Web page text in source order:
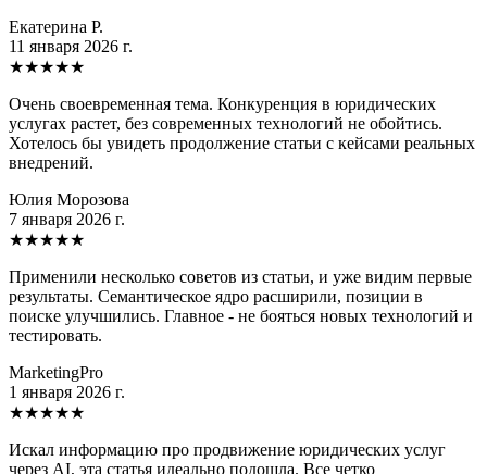
Екатерина Р.
11 января 2026 г.
★★★★★
Очень своевременная тема. Конкуренция в юридических
услугах растет, без современных технологий не обойтись.
Хотелось бы увидеть продолжение статьи с кейсами реальных
внедрений.
Юлия Морозова
7 января 2026 г.
★★★★★
Применили несколько советов из статьи, и уже видим первые
результаты. Семантическое ядро расширили, позиции в
поиске улучшились. Главное - не бояться новых технологий и
тестировать.
MarketingPro
1 января 2026 г.
★★★★★
Искал информацию про продвижение юридических услуг
через AI, эта статья идеально подошла. Все четко